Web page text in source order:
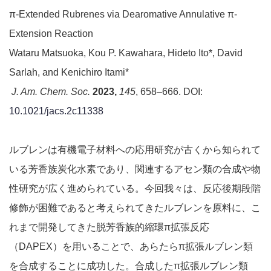
π-Extended Rubrenes via Dearomative Annulative π-
Extension Reaction
Wataru Matsuoka, Kou P. Kawahara, Hideto Ito*, David
Sarlah, and Kenichiro Itami*
J. Am. Chem. Soc. 2023, 145, 658–666. DOI:
10.1021/jacs.2c11338
ルブレンは有機電子材料への応用研究が古くから知られて
いる芳香族炭化水素であり、関連するアセン類の合成や物
性研究が広く進められている。今回我々は、反応後期段階
修飾が困難であると考えられてきたルブレンを原料に、こ
れまで開発してきた脱芳香族的縮環π拡張反応
（DAPEX）を用いることで、あらたらπ拡張ルブレン類
を合成することに成功した。合成したπ拡張ルブレン類